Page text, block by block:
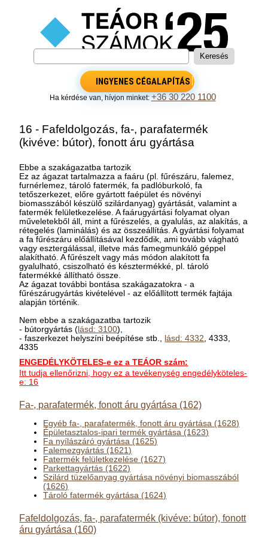
INGYENES CÉGALAPÍTÁS
Ha kérdése van, hívjon minket:+36 30 220 1100
16 - Fafeldolgozás, fa-, parafatermék
(kivéve: bútor), fonott áru gyártása
Ebbe a szakágazatba tartozik
Ez az ágazat tartalmazza a faáru (pl. fűrészáru, falemez,
furnérlemez, tároló fatermék, fa padlóburkoló, fa
tetőszerkezet, előre gyártott faépület és növényi
biomasszából készülő szilárdanyag) gyártását, valamint a
fatermék felületkezelése. A faárugyártási folyamat olyan
műveletekből áll, mint a fűrészelés, a gyalulás, az alakítás, a
rétegelés (laminálás) és az összeállítás. A gyártási folyamat
a fa fűrészáru előállításával kezdődik, ami tovább vágható
vagy esztergálással, illetve más famegmunkáló géppel
alakítható. A fűrészelt vagy más módon alakított fa
gyalulható, csiszolható és késztermékké, pl. tároló
fatermékké állítható össze.
Az ágazat további bontása szakágazatokra - a
fűrészárugyártás kivételével - az előállított termék fajtája
alapján történik.
Nem ebbe a szakágazatba tartozik
- bútorgyártás (lásd: 3100),
- faszerkezet helyszíni beépítése stb., lásd: 4332 , 4333,
4335
ENGEDÉLYKÖTELES-e ez a TEÁOR szám:
Itt tudja ellenőrizni, hogy ez a tevékenység engedélyköteles-
e: 16
Fa-, parafatermék, fonott áru gyártása (162)
Egyéb fa-, parafatermék, fonott áru gyártása (1628)
Épületasztalos-ipari termék gyártása (1623)
Fa nyílászáró gyártása (1625)
Falemezgyártás (1621)
Fatermék felületkezelése (1627)
Parkettagyártás (1622)
Szilárd tüzelőanyag gyártása növényi biomasszából
(1626)
Tároló fatermék gyártása (1624)
Fafeldolgozás, fa-, parafatermék (kivéve: bútor), fonott
áru gyártása (160)